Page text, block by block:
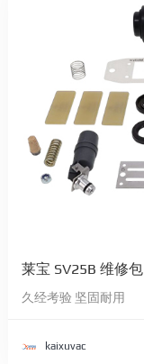
莱宝 SV25B 维修包
久经考验 坚固耐用
kaixuvac